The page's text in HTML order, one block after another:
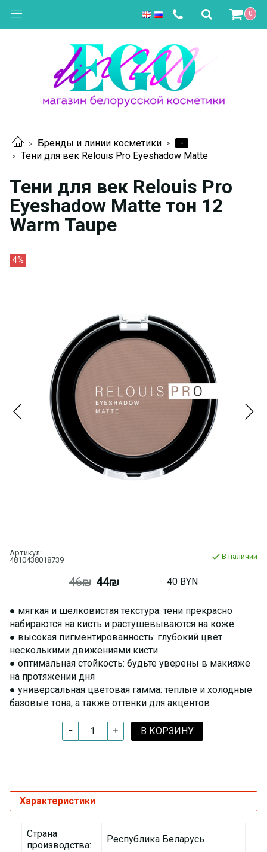
0
Бренды и линии косметики
-
Тени для век Relouis Pro Eyeshadow Matte
Тени для век Relouis Pro
Eyeshadow Matte тон 12
Warm Taupe
4%
Артикул:
4810438018739
В наличии
46₪ 44₪ 40 BYN
● мягкая и шелковистая текстура: тени прекрасно
набираются на кисть и растушевываются на коже
● высокая пигментированность: глубокий цвет
несколькими движениями кисти
● оптимальная стойкость: будьте уверены в макияже
на протяжении дня
● универсальная цветовая гамма: теплые и холодные
базовые тона, а также оттенки для акцентов
В КОРЗИНУ
Характеристики
Страна
производства:
Республика Беларусь